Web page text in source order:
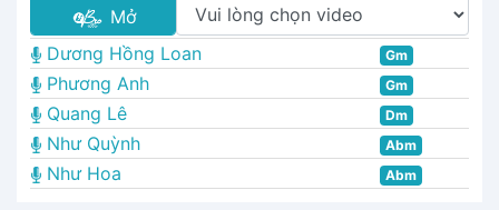
Mở
Dương Hồng Loan
Gm
Phương Anh Gm
Quang Lê Dm
Như Quỳnh Abm
Như Hoa Abm